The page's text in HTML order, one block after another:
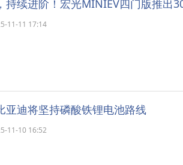
11-11 17:14
亚迪将坚持磷酸铁锂电池路线
11-10 16:52